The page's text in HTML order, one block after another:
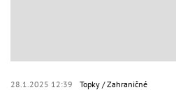
28.1.2025 12:39 Topky Zahraničné